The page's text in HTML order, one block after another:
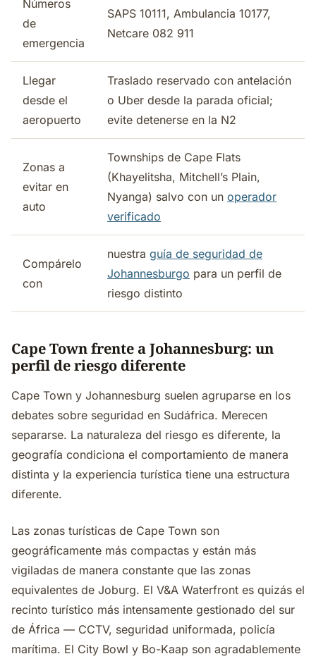
Números
de
emergencia
SAPS 10111, Ambulancia 10177,
Netcare 082 911
Llegar
desde el
aeropuerto
Traslado reservado con antelación
o Uber desde la parada oficial;
evite detenerse en la N2
Zonas a
evitar en
auto
Townships de Cape Flats
(Khayelitsha, Mitchell’s Plain,
Nyanga) salvo con un operador
verificado
Compárelo
con
nuestra guía de seguridad de
Johannesburgo para un perfil de
riesgo distinto
Cape Town frente a Johannesburg: un
perfil de riesgo diferente
Cape Town y Johannesburg suelen agruparse en los
debates sobre seguridad en Sudáfrica. Merecen
separarse. La naturaleza del riesgo es diferente, la
geografía condiciona el comportamiento de manera
distinta y la experiencia turística tiene una estructura
diferente.
Las zonas turísticas de Cape Town son
geográficamente más compactas y están más
vigiladas de manera constante que las zonas
equivalentes de Joburg. El V&A Waterfront es quizás el
recinto turístico más intensamente gestionado del sur
de África — CCTV, seguridad uniformada, policía
marítima. El City Bowl y Bo-Kaap son agradablemente